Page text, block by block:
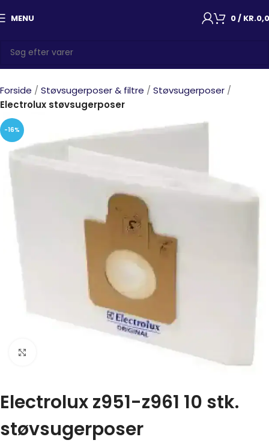
MENU 0/ KR.
Forside Støvsugerposer & filtre
Støvsugerposer
Electrolux støvsugerposer
-16%
Electrolux z951-z961 10 stk.
støvsugerposer